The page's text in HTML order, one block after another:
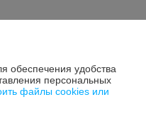
обеспечения удобства
персональных
файлы cookies или